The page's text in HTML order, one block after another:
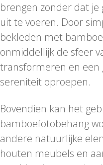
brengen zonder dat
uit te voeren. Door
bekleden met
onmiddellijk de sfeer
transformeren en een
sereniteit oproepen.
Bovendien kan het
bamboefotobehang
andere natuurlijke
houten meubels en